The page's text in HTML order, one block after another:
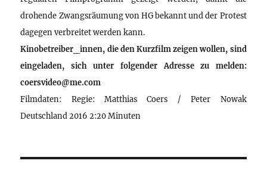
drohende Zwangsräumung von HG bekannt und der Protest
dagegen verbreitet werden kann.
Kinobetreiber_innen, die den Kurzfilm zeigen wollen, sind
eingeladen, sich unter folgender Adresse zu melden:
coersvideo@me.com
Filmdaten: Regie: Matthias Coers / Peter Nowak
Deutschland 2016 2:20 Minuten